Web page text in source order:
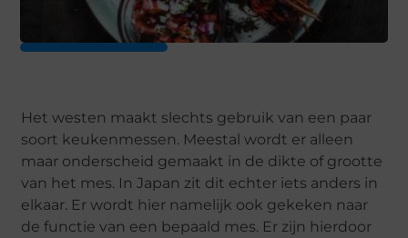
Het westen maakt slechts gebruik van een paar
soort keukenmessen. Meestal wordt er alleen
maar onderscheid gemaakt in de dikte of grootte
van het mes. In Japan zit dit echter iets anders in
elkaar. Er wordt hier namelijk ook gekeken naar
de functie van een bepaald mes. Er zijn hierdoor